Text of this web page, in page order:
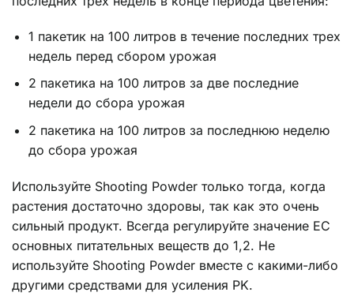
1 пакетик на 100 литров в течение последних трех
недель перед сбором урожая
2 пакетика на 100 литров за две последние
недели до сбора урожая
2 пакетика на 100 литров за последнюю неделю
до сбора урожая
Используйте Shooting Powder только тогда, когда
растения достаточно здоровы, так как это очень
сильный продукт. Всегда регулируйте значение EC
основных питательных веществ до 1,2. Не
используйте Shooting Powder вместе с какими-либо
другими средствами для усиления PK.